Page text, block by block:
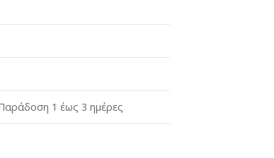
1 έως 3 ημέρες